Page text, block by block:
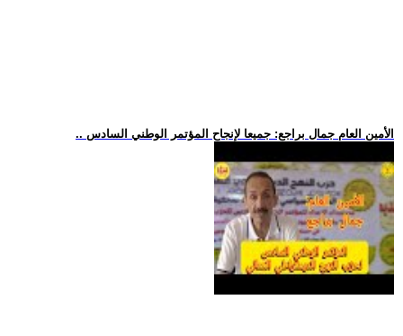
.. الأمين العام جمال براجع: جميعا لإنجاح المؤتمر الوطني السادس